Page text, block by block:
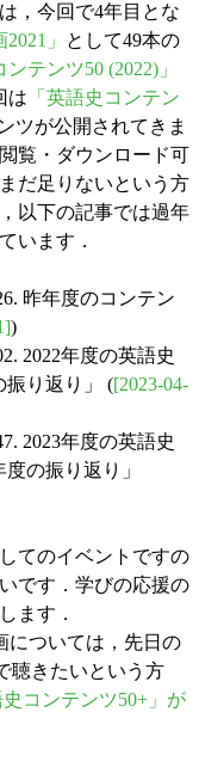
，今回で4年目とな
」
として49本の
ンテンツ50 (2022)」
は 「英語史コンテン
ツが公開されてきま
覧・ダウンロード可
だ足りないという方
以下の記事では過年
います．
昨年度のコンテン
)
2022年度の英語史
振り返り」 ([2023-04-
2023年度の英語史
の振り返り」
てのイベントですの
です．学びの応援の
ます．
ついては，先日の
聴きたいという方
史コンテンツ50+」が